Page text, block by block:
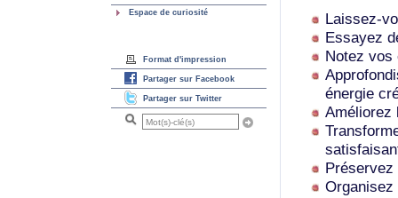
Espace de curiosité
Format d'impression
Partager sur Facebook
Partager sur Twitter
Laissez-
Essayez
Notez vos
énergie
Améliorez
Préservez